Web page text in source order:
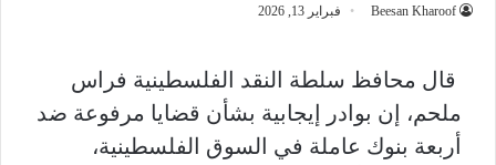
Beesan Kharoof فبراير 13, 2026
قال محافظ سلطة النقد الفلسطينية فراس
ملحم، إن بوادر إيجابية بشأن قضايا مرفوعة ضد
أربعة بنوك عاملة في السوق الفلسطينية،